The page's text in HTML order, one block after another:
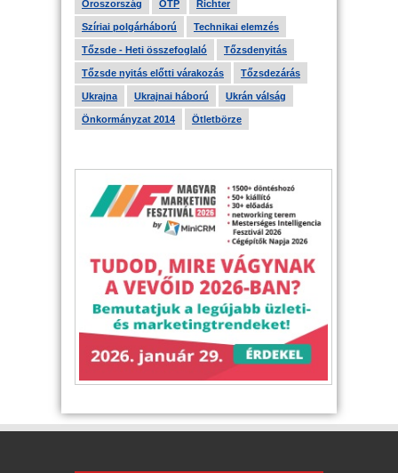
Oroszország OTP Richter
Szíriai polgárháború Technikai elemzés
Tőzsde - Heti összefoglaló Tőzsdenyitás
Tőzsde nyitás előtti várakozás Tőzsdezárás
Ukrajna Ukrajnai háború Ukrán válság
Önkormányzat 2014 Ötletbörze